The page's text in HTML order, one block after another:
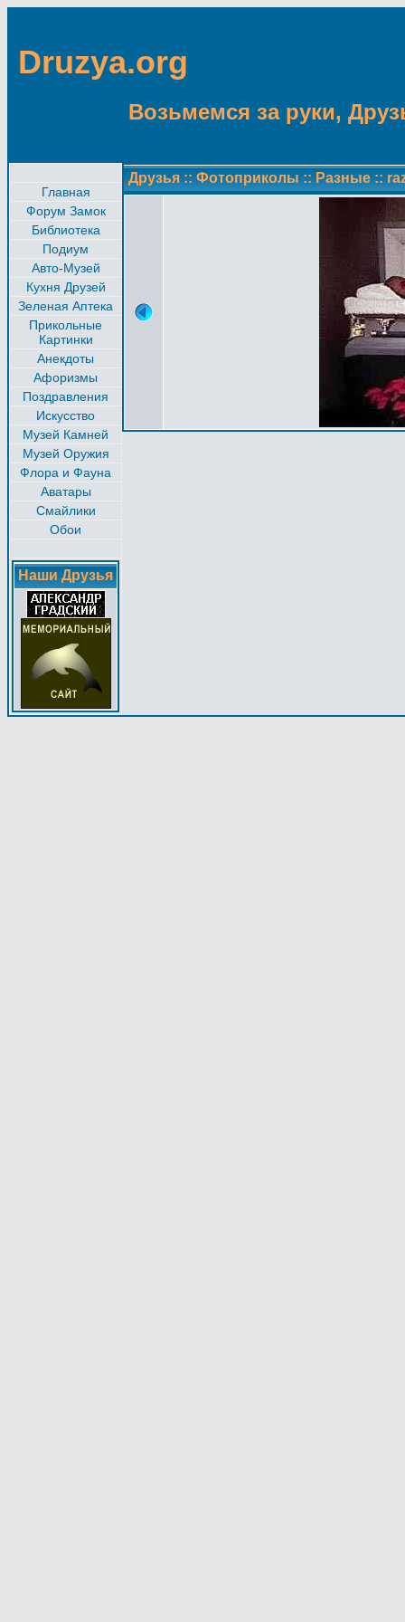
Druzya.org
Возьмемся за руки,
Главная
Форум Замок
Библиотека
Подиум
Авто-Музей
Кухня Друзей
Зеленая Аптека
Прикольные
Картинки
Анекдоты
Афоризмы
Поздравления
Искусство
Музей Камней
Музей Оружия
Флора и Фауна
Аватары
Смайлики
Обои
Наши Друзья
Друзья :: Фотоприколы :: Разные ::